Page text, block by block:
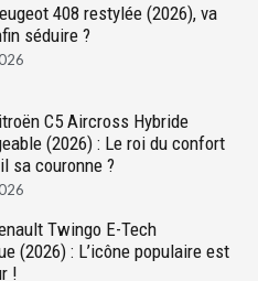
408 restylée (2026), va
séduire ?
C5 Aircross Hybride
(2026) : Le roi du confort
sa couronne ?
Twingo E-Tech
(2026) : L’icône populaire est
!